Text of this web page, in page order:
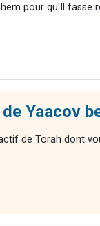
pour qu'Il fasse
Yaacov
de Torah dont